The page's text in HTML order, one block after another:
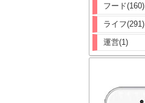
フード(160)
ライフ(291)
運営(1)